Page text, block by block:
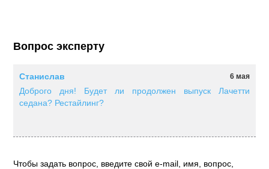
Вопрос эксперту
6 мая
Станислав
Доброго дня! Будет ли продолжен выпуск Лачетти
седана? Рестайлинг?
Чтобы задать вопрос, введите свой e-mail, имя, вопрос,